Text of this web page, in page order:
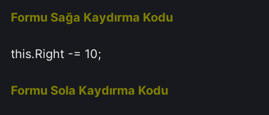
Formu Sağa Kaydırma Kodu
this.Right -= 10;
Formu Sola Kaydırma Kodu